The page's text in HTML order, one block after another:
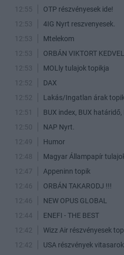
12:55
OTP részvényesek ide!
12:53
4IG Nyrt reszvenyesek.
12:53
Mtelekom
12:53
ORBÁN VIKTORT
12:53
MOLly tulajok topikja
12:52
DAX
12:52
Lakás/Ingatlan árak
12:51
BUX index, BUX határidő,
12:50
NAP Nyrt.
12:49
Humor
12:48
Magyar Állampapír
12:47
Appeninn topik
12:46
ORBÁN TAKARODJ !!!
12:46
NEW OPUS GLOBAL
12:44
ENEFI - THE BEST
12:42
Wizz Air részvényesek
12:42
USA részvények vitasarok